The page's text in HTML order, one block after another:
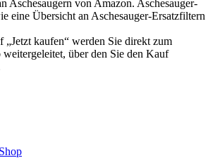
Aschesaugern von Amazon. Aschesauger-
eine Übersicht an Aschesauger-Ersatzfiltern
kaufen“ werden Sie direkt zum
über den Sie den Kauf